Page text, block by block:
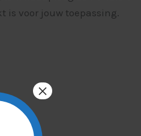
is voor jouw toepassing.
×